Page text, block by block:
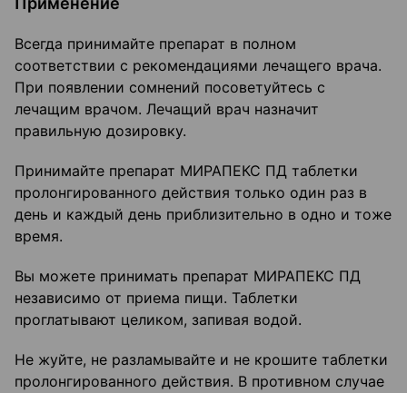
Всегда принимайте препарат в полном
соответствии с рекомендациями лечащего врача.
При появлении сомнений посоветуйтесь с
лечащим врачом. Лечащий врач назначит
правильную дозировку.
Принимайте препарат МИРАПЕКС ПД таблетки
пролонгированного действия только один раз в
день и каждый день приблизительно в одно и тоже
время.
Вы можете принимать препарат МИРАПЕКС ПД
независимо от приема пищи. Таблетки
проглатывают целиком, запивая водой.
Не жуйте, не разламывайте и не крошите таблетки
пролонгированного действия. В противном случае